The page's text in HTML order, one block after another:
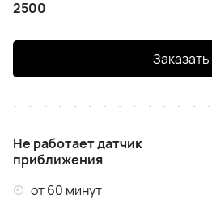
2500
Заказать
Не работает датчик
приближения
от 60 минут